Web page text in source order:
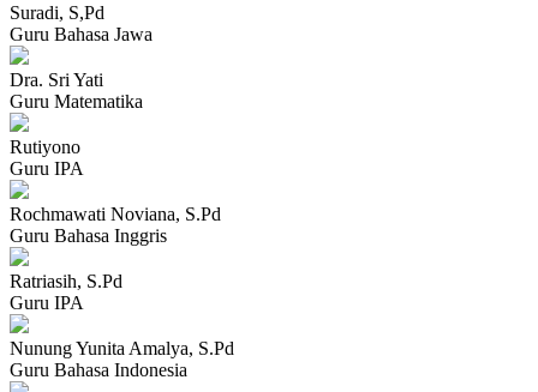
Suradi, S,Pd
Guru Bahasa Jawa
Dra. Sri Yati
Guru Matematika
Rutiyono
Guru IPA
Rochmawati Noviana, S.Pd
Guru Bahasa Inggris
Ratriasih, S.Pd
Guru IPA
Nunung Yunita Amalya, S.Pd
Guru Bahasa Indonesia